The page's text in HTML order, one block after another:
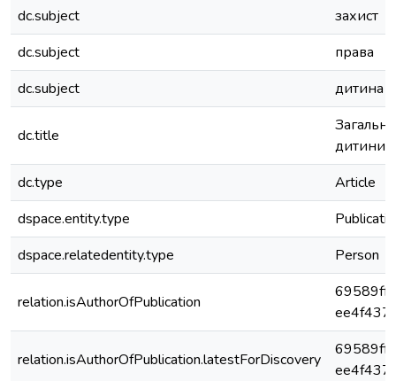
dc.subject
захист
dc.subject
права
dc.subject
дитина
dc.title
дитини,
dc.type
Article
dspace.entity.type
dspace.relatedentity.type
Person
relation.isAuthorOfPublication
relation.isAuthorOfPublication.latestForDiscovery